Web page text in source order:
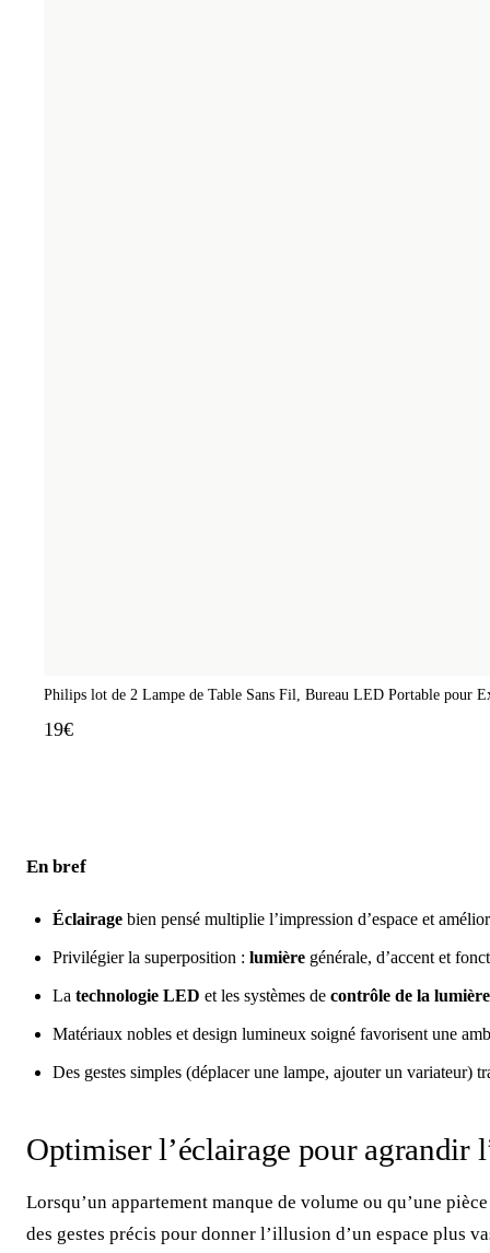
Philips lot de 2 Lampe de Table Sans Fil, Bureau LED Portable pour
19€
En bref
Éclairage bien pensé multiplie l’impression d’espace et
Privilégier la superposition : lumière générale, d’accent et
La technologie LED et les systèmes de contrôle de la lumière
Matériaux nobles et design lumineux soigné favorisent une
Des gestes simples (déplacer une lampe, ajouter un variateur)
Optimiser l’éclairage pour agrandir
Lorsqu’un appartement manque de volume ou qu’une
des gestes précis pour donner l’illusion d’un espace plus